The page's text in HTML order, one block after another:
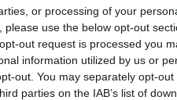
or processing of your
use the below opt-out
out request is processed you
information utilized by us or
out. You may separately opt-out
parties on the IAB’s list of